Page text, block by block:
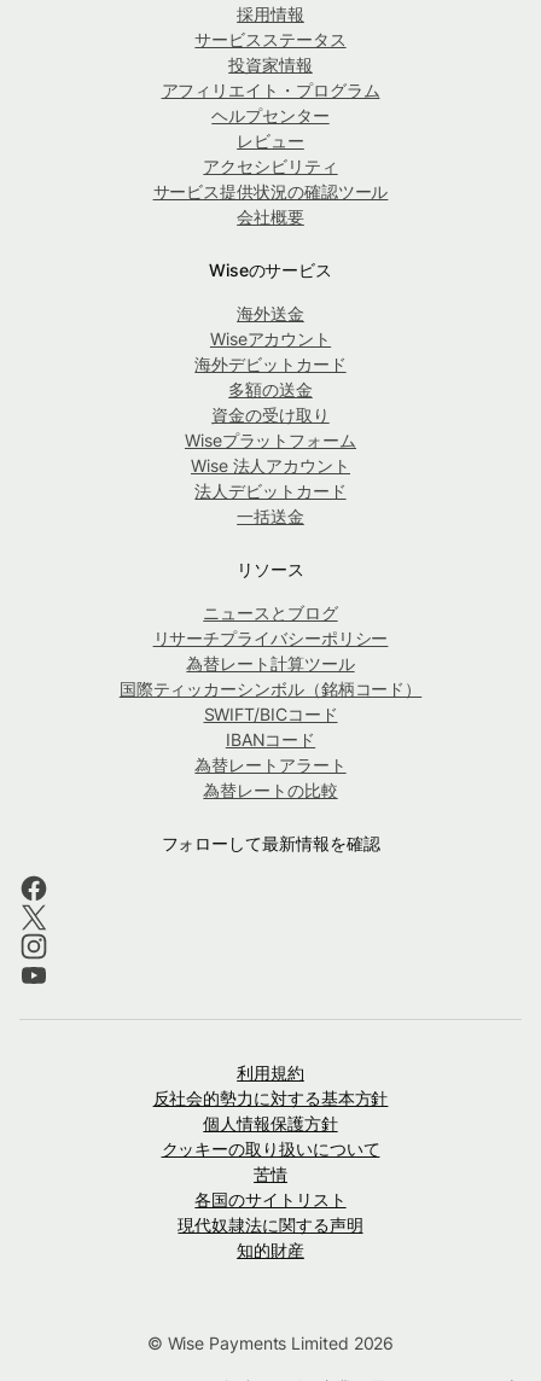
採用情報
サービスステータス
投資家情報
アフィリエイト・プログラム
ヘルプセンター
レビュー
アクセシビリティ
サービス提供状況の確認ツール
会社概要
Wiseのサービス
海外送金
Wiseアカウント
海外デビットカード
多額の送金
資金の受け取り
Wiseプラットフォーム
Wise 法人アカウント
法人デビットカード
一括送金
リソース
ニュースとブログ
リサーチプライバシーポリシー
為替レート計算ツール
国際ティッカーシンボル（銘柄コード）
SWIFT/BICコード
IBANコード
為替レートアラート
為替レートの比較
フォローして最新情報を確認
利用規約
反社会的勢力に対する基本方針
個人情報保護方針
クッキーの取り扱いについて
苦情
各国のサイトリスト
現代奴隷法に関する声明
知的財産
© Wise Payments Limited 2026